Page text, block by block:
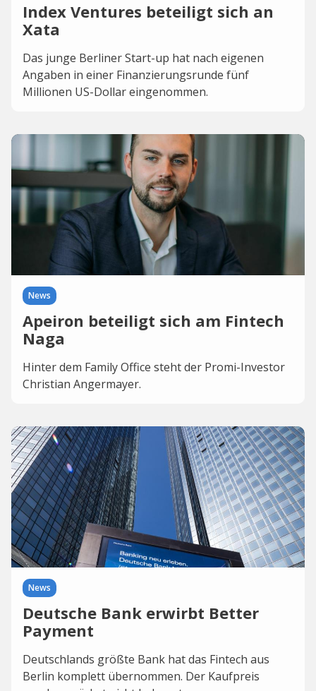
Index Ventures beteiligt sich an
Xata
Das junge Berliner Start-up hat nach eigenen
Angaben in einer Finanzierungsrunde fünf
Millionen US-Dollar eingenommen.
News
Apeiron beteiligt sich am Fintech
Naga
Hinter dem Family Office steht der Promi-Investor
Christian Angermayer.
News
Deutsche Bank erwirbt Better
Payment
Deutschlands größte Bank hat das Fintech aus
Berlin komplett übernommen. Der Kaufpreis